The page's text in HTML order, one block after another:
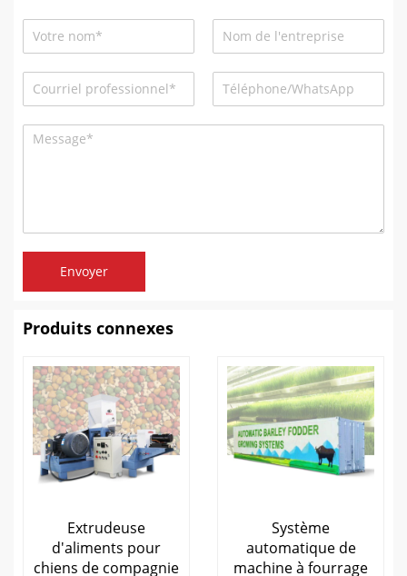
Envoyer
Produits connexes
Extrudeuse
d'aliments pour
chiens de compagnie
Système
automatique de
machine à fourrage